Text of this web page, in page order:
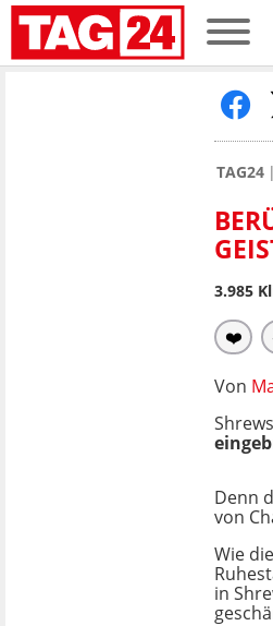
TAG24
3.985
❤️
Von
Denn
von
Wie die
in